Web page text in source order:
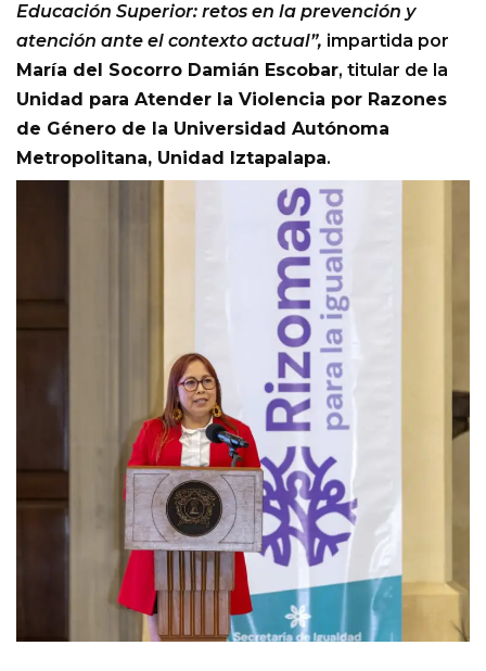
Educación Superior: retos en la prevención y
atención ante el contexto actual”, impartida por
María del Socorro Damián Escobar, titular de la
Unidad para Atender la Violencia por Razones
de Género de la Universidad Autónoma
Metropolitana, Unidad Iztapalapa.